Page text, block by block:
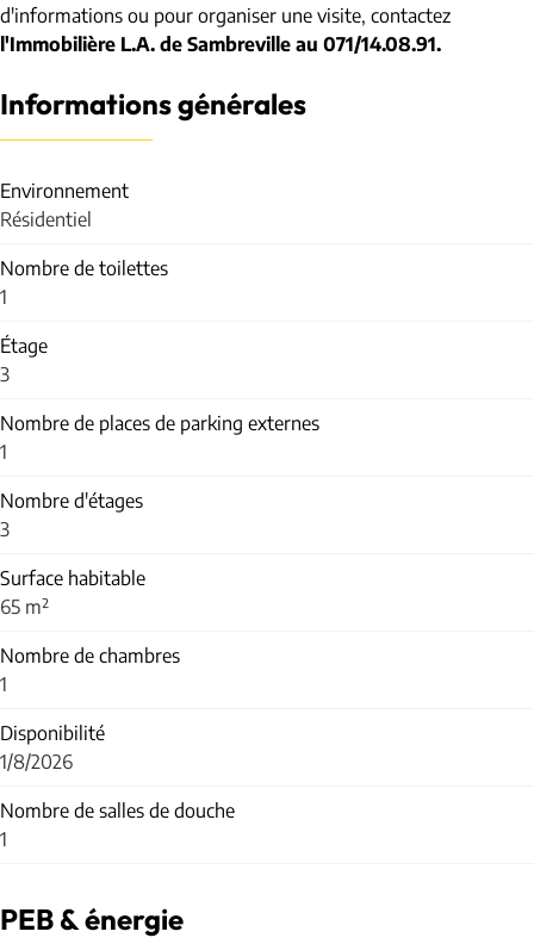
d'informations ou pour organiser une visite, contactez
l'Immobilière L.A. de Sambreville au 071/14.08.91.
Informations générales
Environnement
Résidentiel
Nombre de toilettes
1
Étage
3
Nombre de places de parking externes
1
Nombre d'étages
3
Surface habitable
65 m²
Nombre de chambres
1
Disponibilité
1/8/2026
Nombre de salles de douche
1
PEB & énergie